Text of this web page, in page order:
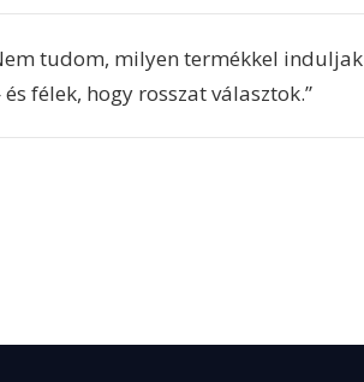
tudom, milyen termékkel induljak
félek, hogy rosszat választok.”